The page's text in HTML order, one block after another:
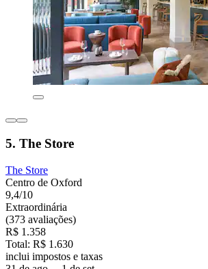
5. The Store
The Store
Centro de Oxford
9,4/10
Extraordinária
(373 avaliações)
R$ 1.358
Total: R$ 1.630
inclui impostos e taxas